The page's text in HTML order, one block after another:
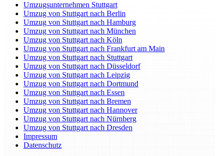
Umzugsunternehmen Stuttgart
Umzug von Stuttgart nach Berlin
Umzug von Stuttgart nach Hamburg
Umzug von Stuttgart nach München
Umzug von Stuttgart nach Köln
Umzug von Stuttgart nach Frankfurt am Main
Umzug von Stuttgart nach Stuttgart
Umzug von Stuttgart nach Düsseldorf
Umzug von Stuttgart nach Leipzig
Umzug von Stuttgart nach Dortmund
Umzug von Stuttgart nach Essen
Umzug von Stuttgart nach Bremen
Umzug von Stuttgart nach Hannover
Umzug von Stuttgart nach Nürnberg
Umzug von Stuttgart nach Dresden
Impressum
Datenschutz